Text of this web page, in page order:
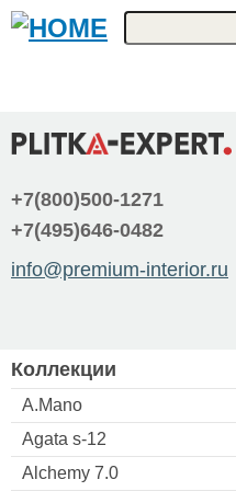
+7(800)500-1271
+7(495)646-0482
info@premium-interior.ru
Коллекции
A.Mano
Agata s-12
Alchemy 7.0